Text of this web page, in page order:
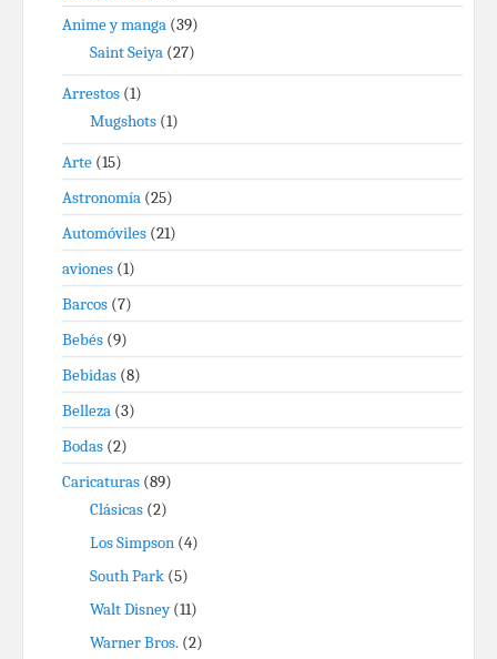
Anime y manga (39)
Saint Seiya (27)
Arrestos (1)
Mugshots (1)
Arte (15)
Astronomía (25)
Automóviles (21)
aviones (1)
Barcos (7)
Bebés (9)
Bebidas (8)
Belleza (3)
Bodas (2)
Caricaturas (89)
Clásicas (2)
Los Simpson (4)
South Park (5)
Walt Disney(11)
Warner Bros. (2)